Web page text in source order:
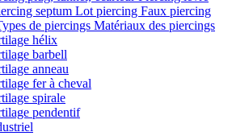
septum Lot piercing Faux piercing
de piercings Matériaux des piercings
hélix
barbell
anneau
fer à cheval
spirale
pendentif